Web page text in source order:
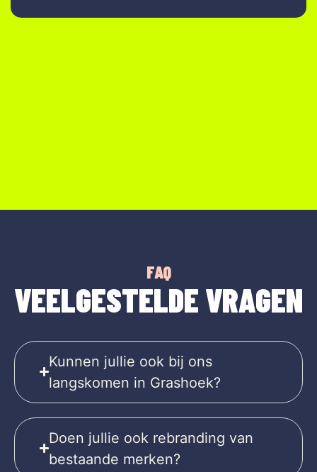
FAQ
VEELGESTELDE VRAGEN
Kunnen jullie ook bij ons
langskomen in Grashoek?
Doen jullie ook rebranding van
bestaande merken?